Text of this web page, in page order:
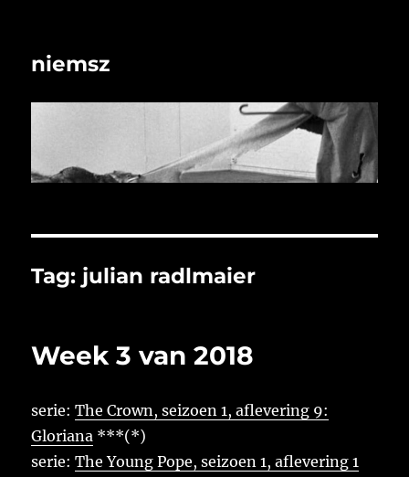
niemsz
Tag: julian radlmaier
Week 3 van 2018
serie:The Crown, seizoen 1, aflevering 9:
Gloriana ***(*)
serie:The Young Pope, seizoen 1, aflevering 1